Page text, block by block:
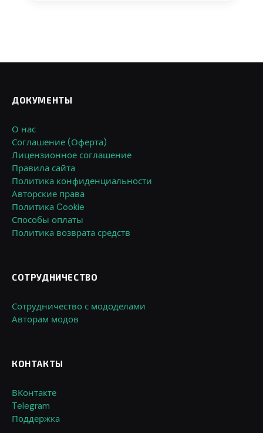
ДОКУМЕНТЫ
О нас
Соглашение (Оферта)
Лицензионное соглашение
Правила сайта
Политика конфиденциальности
Авторские права
Политика Cookie
Способы оплаты
Политика возврата средств
СОТРУДНИЧЕСТВО
Сотрудничество с мододелами
Авторам модов
КОНТАКТЫ
ВКонтакте
Telegram
Поддержка